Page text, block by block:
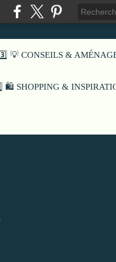
3️⃣ 💡 CONSEILS &
🛍️ SHOPPING &